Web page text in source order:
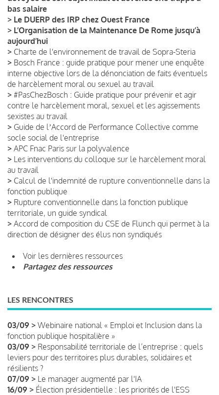
bas salaire
> Le DUERP des IRP chez Ouest France
> L’Organisation de la Maintenance De Rome jusqu’à
aujourd’hui
> Charte de l'environnement de travail de Sopra-Steria
> Bosch France : guide pratique pour mener une enquête
interne objective lors de la dénonciation de faits éventuels
de harcèlement moral ou sexuel au travail
> #PasChezBosch : Guide pratique pour prévenir et agir
contre le harcèlement moral, sexuel et les agissements
sexistes au travail
> Guide de lʼAccord de Performance Collective comme
socle social de l'entreprise
> APC Fnac Paris sur la polyvalence
> Les interventions du colloque sur le harcèlement moral
au travail
> Calcul de l'indemnité de rupture conventionnelle dans la
fonction publique
> Rupture conventionnelle dans la fonction publique
territoriale, un guide syndical
> Accord de composition du CSE de Flunch qui permet à la
direction de désigner des élus non syndiqués
Voir les dernières ressources
Partagez des ressources
LES RENCONTRES
03/09 > Webinaire national « Emploi et Inclusion dans la
fonction publique hospitalière »
03/09 > Responsabilité territoriale de l’entreprise : quels
leviers pour des territoires plus durables, solidaires et
résilients ?
07/09 > Le manager augmenté par l'IA
16/09 > Élection présidentielle : les priorités de l'ESS